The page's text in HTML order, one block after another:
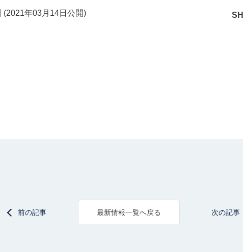
(2021年03月14日 公開)
前の記事 最新情報一覧へ戻る 次の記事